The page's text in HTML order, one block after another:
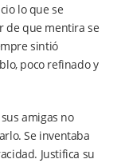
lo que se
de que mentira se
sintió
poco refinado y
amigas no
Se inventaba
Justifica su